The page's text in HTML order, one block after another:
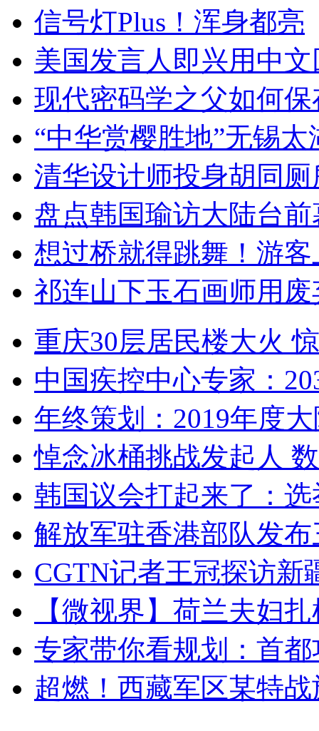
信号灯Plus！浑身都亮
美国发言人即兴用中
现代密码学之父如何
“中华赏樱胜地”无锡
清华设计师投身胡同
盘点韩国瑜访大陆台
想过桥就得跳舞！游客
祁连山下玉石画师用
重庆30层居民楼大火
中国疾控中心专家：
年终策划：2019年度
悼念冰桶挑战发起人
韩国议会打起来了：
解放军驻香港部队发
CGTN记者王冠探访新
【微视界】荷兰夫妇
专家带你看规划：首
超燃！西藏军区某特